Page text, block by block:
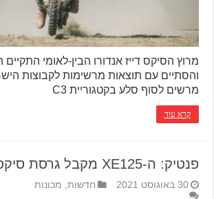
מרוץ הסיקס דייז אנדורו הבין-לאומי
והסתיים עם תוצאות מרשימות לקבוצות
מרשים לסוף סלע בקטגוריית C3
קרא עוד
פנטיק: ה-XE125 מקבל גרסת סיקס דייז מיוחדת
30 באוגוסט 2021 חדשות מכונות